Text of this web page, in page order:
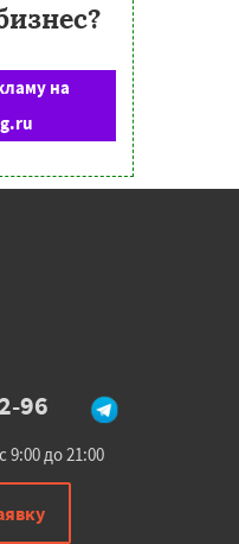
на
96
до 21:00